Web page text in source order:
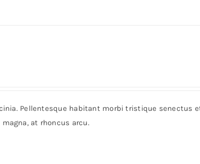
Pellentesque habitant morbi tristique senectus
at rhoncus arcu.